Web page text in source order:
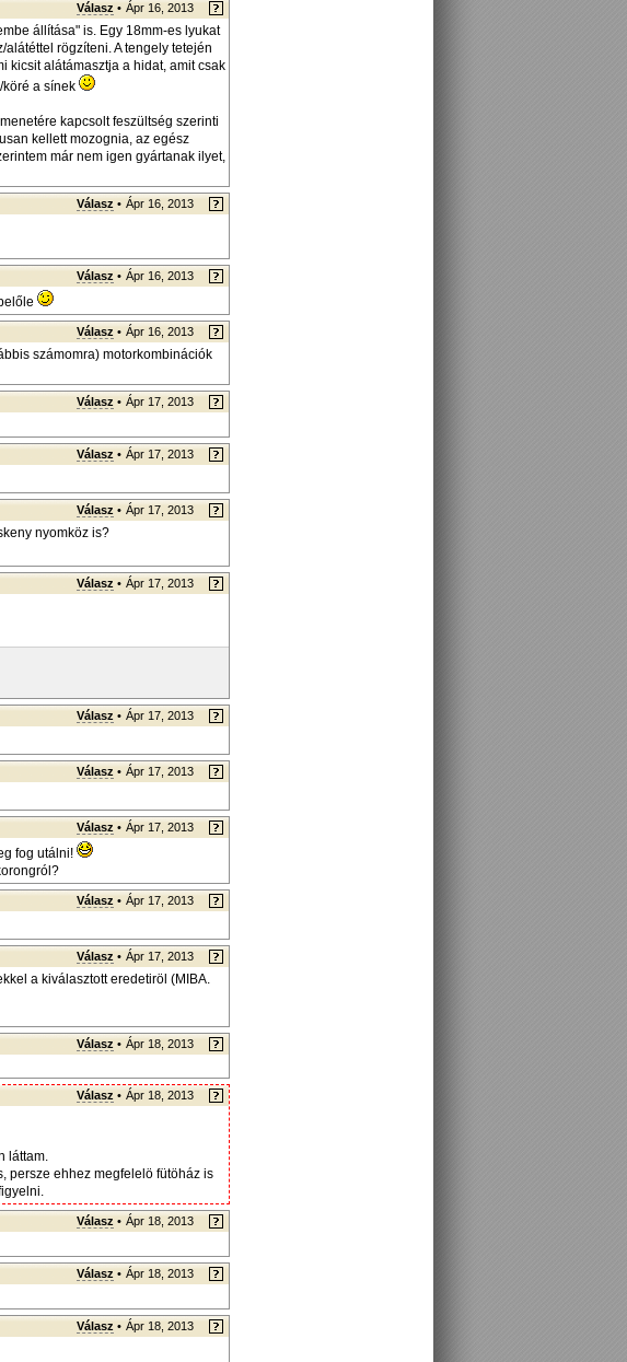
Válasz • Ápr 16, 2013
állítása" is. Egy 18mm-es lyukat
rögzíteni. A tengely tetején
kicsit alátámasztja a hidat, amit csak
a sínek
kapcsolt feszültség szerinti
kellett mozognia, az egész
már nem igen gyártanak ilyet,
Válasz • Ápr 16, 2013
Válasz • Ápr 16, 2013
Válasz • Ápr 16, 2013
számomra) motorkombinációk
Válasz • Ápr 17, 2013
Válasz • Ápr 17, 2013
Válasz • Ápr 17, 2013
nyomköz is?
Válasz • Ápr 17, 2013
Válasz • Ápr 17, 2013
Válasz • Ápr 17, 2013
Válasz • Ápr 17, 2013
fog utálni!
Válasz • Ápr 17, 2013
Válasz • Ápr 17, 2013
a kiválasztott eredetiröl (MIBA.
Válasz • Ápr 18, 2013
Válasz • Ápr 18, 2013
láttam.
persze ehhez megfelelö fütöház is
Válasz • Ápr 18, 2013
Válasz • Ápr 18, 2013
Válasz • Ápr 18, 2013